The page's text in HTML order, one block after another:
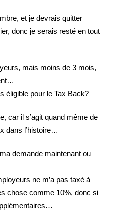
et je devrais quitter
donc je serais resté en tout
mais moins de 3 mois,
éligible pour le Tax Back?
car il s’agit quand même de
dans l’histoire…
demande maintenant ou
ne m’a pas taxé à
chose comme 10%, donc si